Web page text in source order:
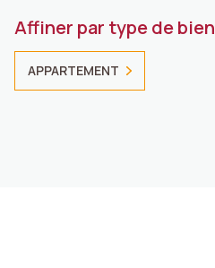
Affiner par type de bien
APPARTEMENT